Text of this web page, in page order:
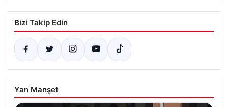
Bizi Takip Edin
Yan Manşet